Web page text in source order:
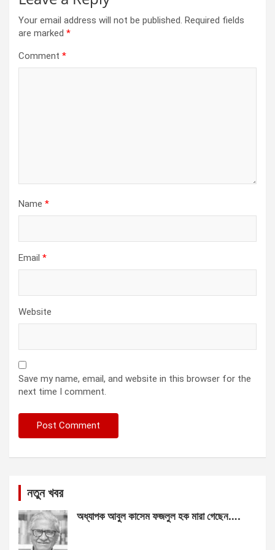
Your email address will not be published. Required fields
are marked *
Comment *
Name *
Email *
Website
Save my name, email, and website in this browser for the
next time I comment.
নতুন খবর
অধ্যাপক আবুল কাসেম ফজলুল হক মারা গেছেন….